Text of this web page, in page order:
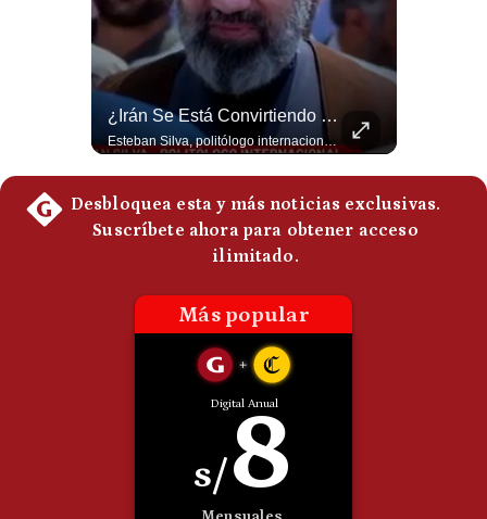
¿Irán Se Está Convirtiendo En Un Régimen Militar? | #radar24
Esteban Silva, politólogo internacional, señala que algunos analistas consideran que la estructura religiosa iraní estaría sirviendo para sostener el poder de una cúpula militar. Explica que la Guardia Revolucionaria está aumentando su influencia sobre la seguridad, las decisiones estratégicas y hasta asuntos económicos como el estrecho de Ormuz. #Iran #GuardiaRevolucionaria #Geopolitica #NoticiasInternacionales #Shorts 👉 Suscríbete y activa la campana para no perderte nuestro análisis diario. 🌎 Síguenos en nuestras redes sociales: 📌 Web oficial: https://gestion.pe/mundo/ 📌 LinkedIn: http://bit.ly/3HYIET0 📌 X (Twitter): http://bit.ly/4noZtX9 📌 TikTok: http://bit.ly/4evB6TO